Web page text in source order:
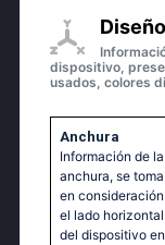
Diseño
dispositivo,
usados, colores
Anchura
Información de la
anchura, se toma
en consideración
el lado horizontal
del dispositivo en